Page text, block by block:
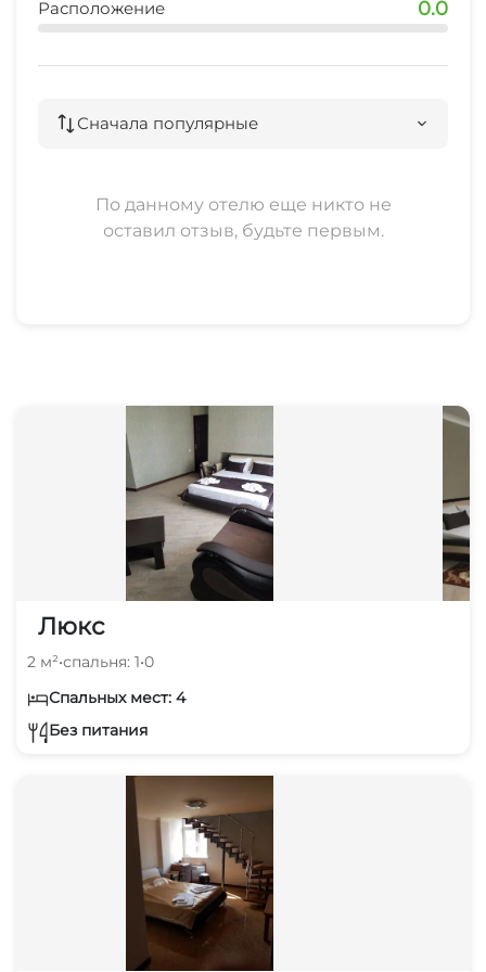
СВЧ
Пляжные зонтики
Охраняемая территория
Рыбалка в открытом море
Прокат водной техники
Расположение 0.0
Сначала популярные
По данному отелю еще никто не
оставил отзыв, будьте первым.
Люкс
2 м²•спальня: 1•0
Спальных мест: 4
Без питания